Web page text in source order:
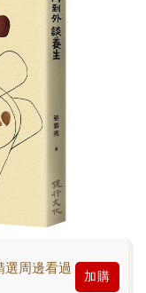
周邊看過
加購